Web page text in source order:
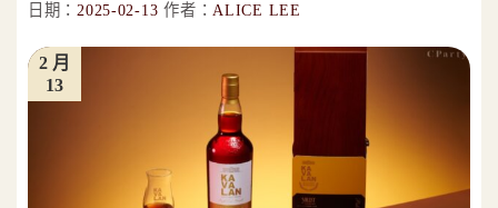
日期：2025-02-13 作者：ALICE LEE
13
2 月